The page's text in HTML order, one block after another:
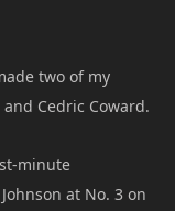
two of my
Cedric Coward.
minute
at No. 3 on